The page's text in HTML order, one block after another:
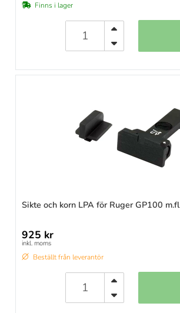
Finns i lager
Sikte och korn LPA för Ruger GP100 m.fl
925 kr
inkl. moms
Beställt från leverantör